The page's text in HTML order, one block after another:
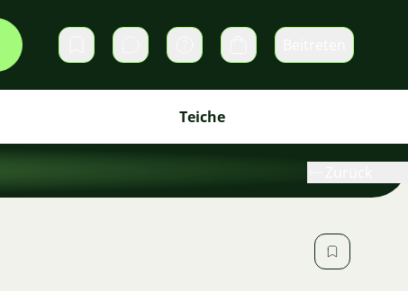
DirektnachrichtenWarenkorb
Teiche